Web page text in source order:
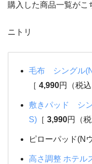
購入した商品一覧がこ
ニトリ
毛布 シングル
［ 4,990円（税込
敷きパッド シ
S) ［ 3,990円（税
ピローパッド(N
高さ調整 ホテル